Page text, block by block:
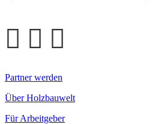
Partner werden
Über Holzbauwelt
Für Arbeitgeber